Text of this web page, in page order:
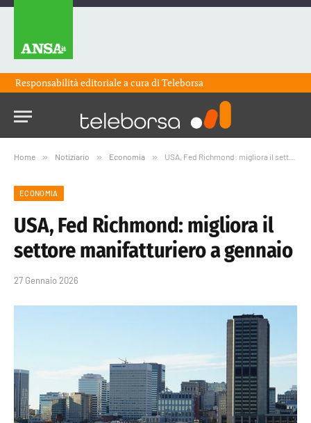
Responsabilità editoriale a cura diTeleborsa
Home » Notiziario » Economia » USA, Fed Richmond: migliora il settore manifatturiero a gennaio
ECONOMIA
USA, Fed Richmond: migliora il
settore manifatturiero a gennaio
27 Gennaio 2026